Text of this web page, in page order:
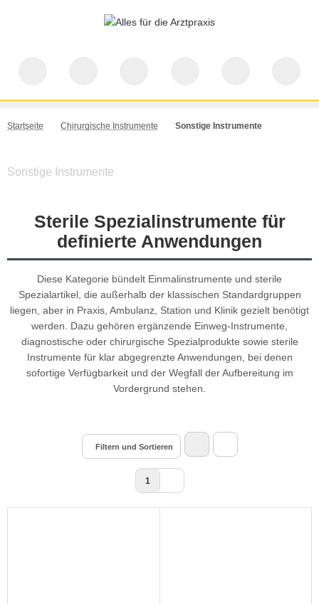
Startseite Chirurgische Instrumente Sonstige Instrumente
Sonstige Instrumente
Sterile Spezialinstrumente für
definierte Anwendungen
Diese Kategorie bündelt Einmalinstrumente und sterile
Spezialartikel, die außerhalb der klassischen Standardgruppen
liegen, aber in Praxis, Ambulanz, Station und Klinik gezielt benötigt
werden. Dazu gehören ergänzende Einweg-Instrumente,
diagnostische oder chirurgische Spezialprodukte sowie sterile
Instrumente für klar abgegrenzte Anwendungen, bei denen
sofortige Verfügbarkeit und der Wegfall der Aufbereitung im
Vordergrund stehen.
Filtern und Sortieren
1